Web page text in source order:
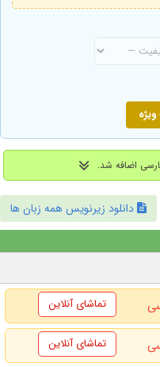
دانلود زیرنویس همه زبان ها
تماشای آنلاین
تماشای آنلاین